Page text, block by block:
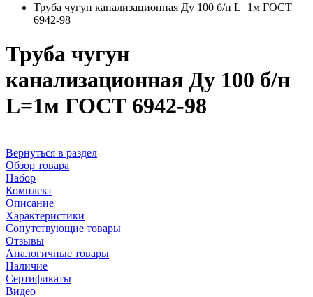
Труба чугун канализационная Ду 100 б/н L=1м ГОСТ
6942-98
Труба чугун
канализационная Ду 100 б/н
L=1м ГОСТ 6942-98
Вернуться в раздел
Обзор товара
Набор
Комплект
Описание
Характеристики
Сопутствующие товары
Отзывы
Аналогичные товары
Наличие
Сертификаты
Видео